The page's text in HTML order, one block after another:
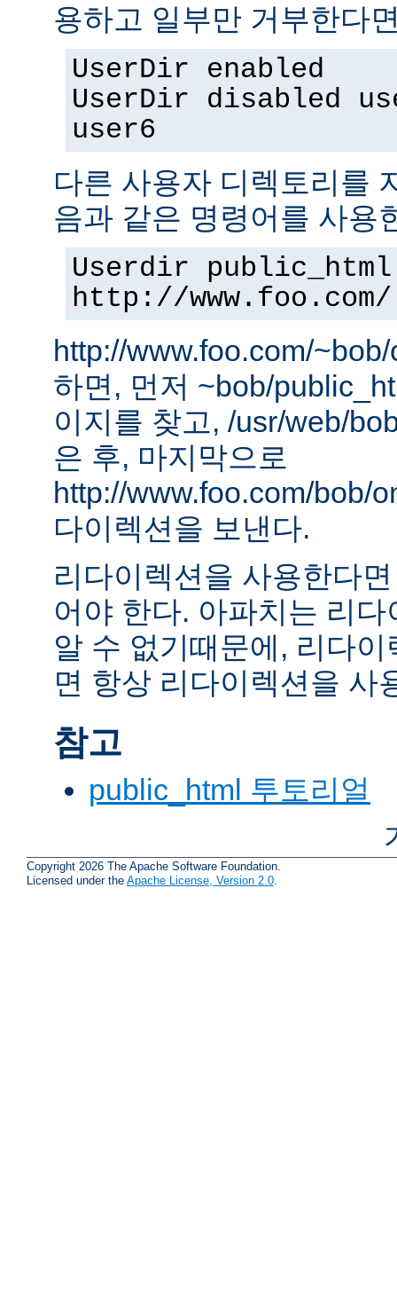
용하고 일부만 거부한다
UserDir enabled
UserDir disabled
user6
다른 사용자 디렉토리를
음과 같은 명령어를 사용
Userdir
http://www.foo.com/
http://www.foo.com/
하면, 먼저 ~bob/
이지를 찾고, /usr/web/
은 후, 마지막으로
http://www.foo.com/bob/
다이렉션을 보낸다.
리다이렉션을 사용한다
어야 한다. 아파치는 리
알 수 없기때문에, 리다
면 항상 리다이렉션을 사
참고
public_html 투토리얼
Copyright 2026 The Apache Software Foundation.
Licensed under the Apache License, Version 2.0.